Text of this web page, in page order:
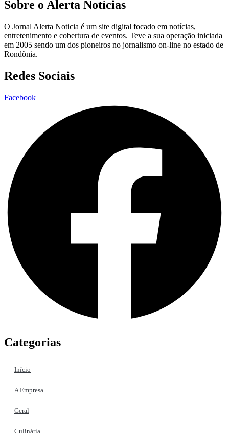
Sobre o Alerta Notícias
O Jornal Alerta Noticia é um site digital focado em notícias,
entretenimento e cobertura de eventos. Teve a sua operação iniciada
em 2005 sendo um dos pioneiros no jornalismo on-line no estado de
Rondônia.
Redes Sociais
Facebook
Categorias
Início
A Empresa
Geral
Culinária